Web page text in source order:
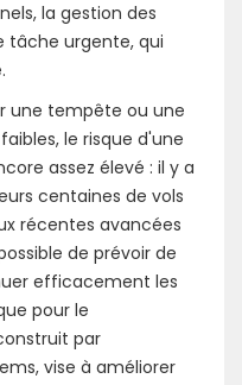
la gestion des
tâche urgente, qui
une tempête ou une
le risque d'une
assez élevé : il y a
centaines de vols
récentes avancées
de prévoir de
efficacement les
pour le
par
vise à améliorer